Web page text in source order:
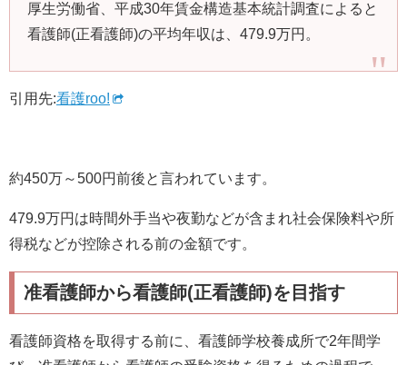
厚生労働省、平成30年賃金構造基本統計調査によると
看護師(正看護師)の平均年収は、479.9万円。
引用先:看護roo!
約450万～500円前後と言われています。
479.9万円は時間外手当や夜勤などが含まれ社会保険料や所
得税などが控除される前の金額です。
准看護師から看護師(正看護師)を目指す
看護師資格を取得する前に、看護師学校養成所で2年間学